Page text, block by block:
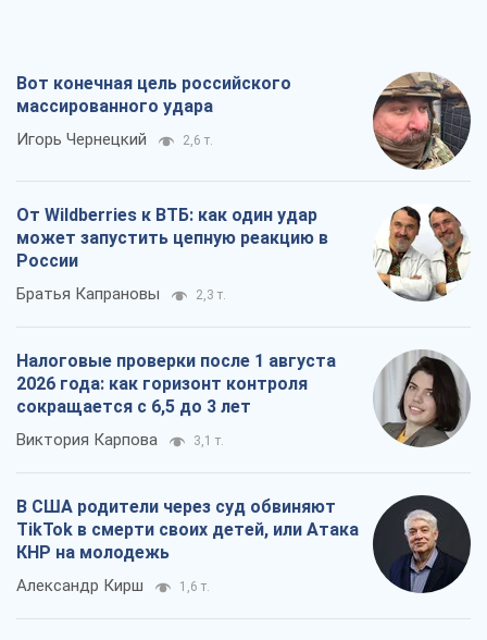
Вот конечная цель российского
массированного удара
Игорь Чернецкий 2,6 т.
От Wildberries к ВТБ: как один удар
может запустить цепную реакцию в
России
Братья Капрановы 2,3 т.
Налоговые проверки после 1 августа
2026 года: как горизонт контроля
сокращается с 6,5 до 3 лет
Виктория Карпова 3,1 т.
В США родители через суд обвиняют
TikTok в смерти своих детей, или Атака
КНР на молодежь
Александр Кирш 1,6 т.